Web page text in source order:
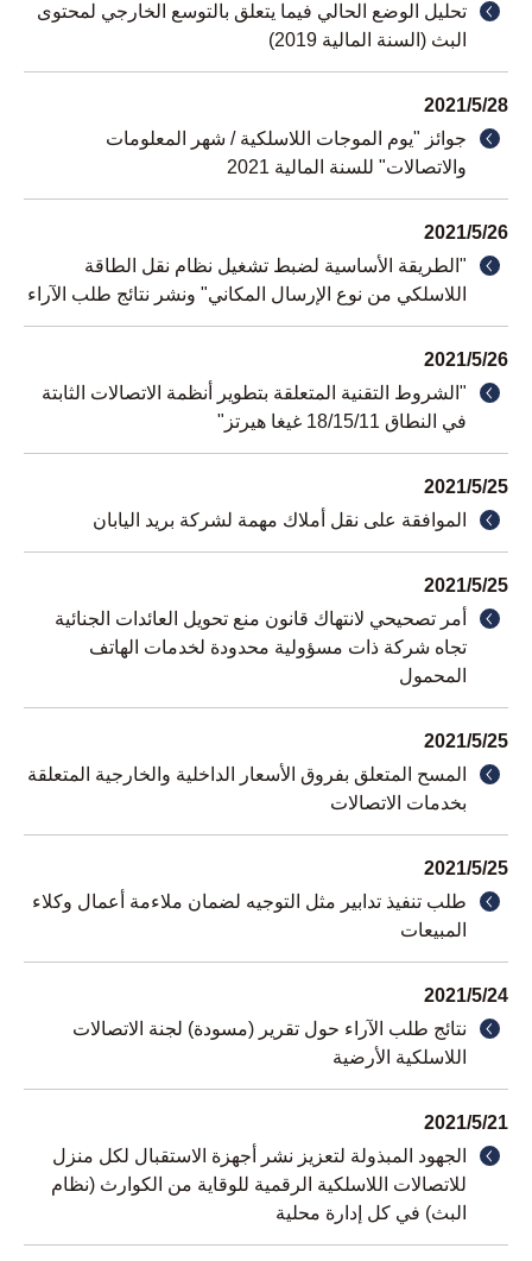
تحليل الوضع الحالي فيما يتعلق بالتوسع الخارجي لمحتوى
البث (السنة المالية 2019)
28
/
5
/
2021
جوائز "يوم الموجات اللاسلكية / شهر المعلومات
والاتصالات" للسنة المالية 2021
26
/
5
/
2021
"الطريقة الأساسية لضبط تشغيل نظام نقل الطاقة
اللاسلكي من نوع الإرسال المكاني" ونشر نتائج طلب الآراء
26
/
5
/
2021
"الشروط التقنية المتعلقة بتطوير أنظمة الاتصالات الثابتة
في النطاق 11
/
15
/
18 غيغا هيرتز"
25
/
5
/
2021
الموافقة على نقل أملاك مهمة لشركة بريد اليابان
25
/
5
/
2021
أمر تصحيحي لانتهاك قانون منع تحويل العائدات الجنائية
تجاه شركة ذات مسؤولية محدودة لخدمات الهاتف
المحمول
25
/
5
/
2021
المسح المتعلق بفروق الأسعار الداخلية والخارجية المتعلقة
بخدمات الاتصالات
25
/
5
/
2021
طلب تنفيذ تدابير مثل التوجيه لضمان ملاءمة أعمال وكلاء
المبيعات
24
/
5
/
2021
نتائج طلب الآراء حول تقرير (مسودة) لجنة الاتصالات
اللاسلكية الأرضية
21
/
5
/
2021
الجهود المبذولة لتعزيز نشر أجهزة الاستقبال لكل منزل
للاتصالات اللاسلكية الرقمية للوقاية من الكوارث (نظام
البث) في كل إدارة محلية